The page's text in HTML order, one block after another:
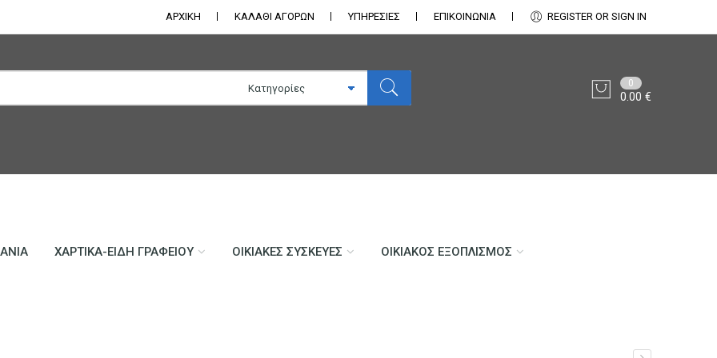
ΑΡΧΙΚΗ ΚΑΛΑΘΙ ΑΓΟΡΩΝ ΥΠΗΡΕΣΙΕΣ ΕΠΙΚΟΙΝΩΝΊΑ REGISTER OR SIGN IN
0
0.00€
ΧΑΡΤΙΚΆ-ΕΊΔΗ ΓΡΑΦΕΊΟΥ ΟΙΚΙΑΚΈΣ ΣΥΣΚΕΥΈΣ ΟΙΚΙΑΚΌΣ ΕΞΟΠΛΙΣΜΌΣ